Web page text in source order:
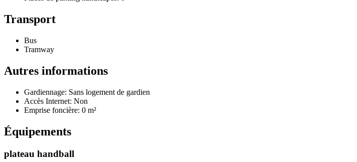
Transport
Bus
Tramway
Autres informations
Gardiennage: Sans logement de gardien
Accès Internet: Non
Emprise foncière: 0 m²
Équipements
plateau handball